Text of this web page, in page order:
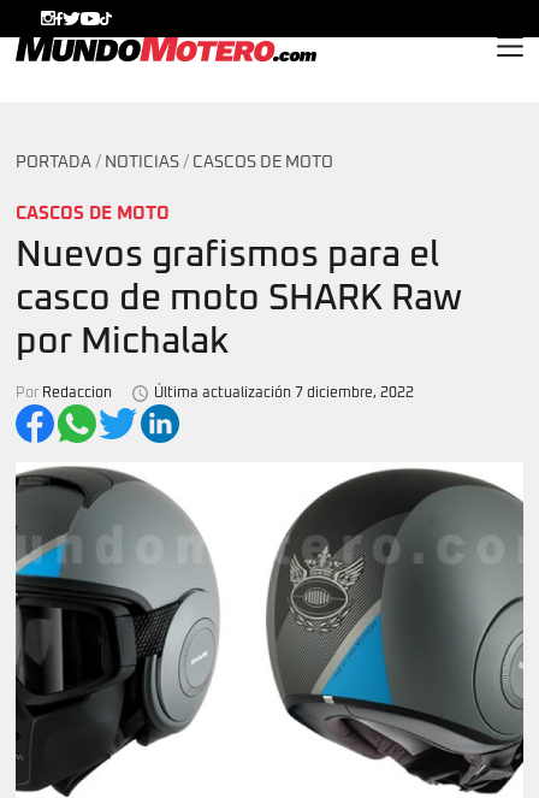
PORTADA / NOTICIAS / CASCOS DE MOTO
CASCOS DE MOTO
Nuevos grafismos para el
casco de moto SHARK Raw
por Michalak
Por Redaccion Última actualización 7 diciembre, 2022